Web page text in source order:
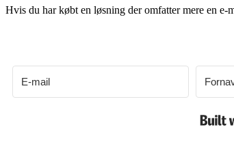
Hvis du har købt en løsning der omfatter mere en